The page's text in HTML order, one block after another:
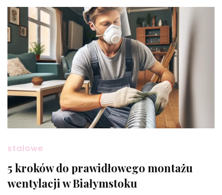
stalowe
5 kroków do prawidłowego montażu
wentylacji w Białymstoku